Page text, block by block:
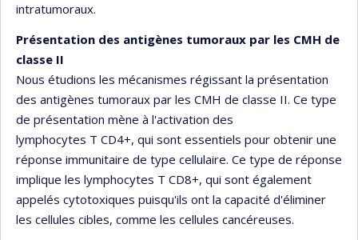
intratumoraux.
Présentation des antigènes tumoraux par les CMH de
classe II
Nous étudions les mécanismes régissant la présentation
des antigènes tumoraux par les CMH de classe II. Ce type
de présentation mène à l'activation des
lymphocytes T CD4+, qui sont essentiels pour obtenir une
réponse immunitaire de type cellulaire. Ce type de réponse
implique les lymphocytes T CD8+, qui sont également
appelés cytotoxiques puisqu'ils ont la capacité d'éliminer
les cellules cibles, comme les cellules cancéreuses.